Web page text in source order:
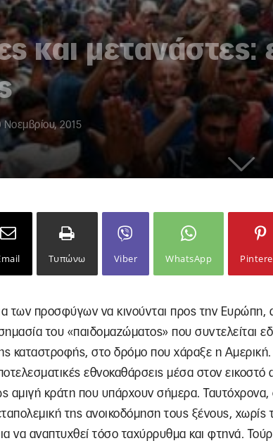
και μετανάστες:
Νοεμβρίου, 2015
Τυπώνω Viber WhatsApp
των προσφύγων να κινούνται προς την Ευρώπη,
του «παιδομαζώματος» που συντελείται
καταστροφής, στο δρόμο που χάραξε η
εθνοκαθάρσεις μέσα στον εικοστό
αμιγή κράτη που υπάρχουν σήμερα.
της ανοικοδόμηση τους ξένους, χωρίς
να αναπτυχθεί τόσο ταχύρρυθμα και φτηνά.